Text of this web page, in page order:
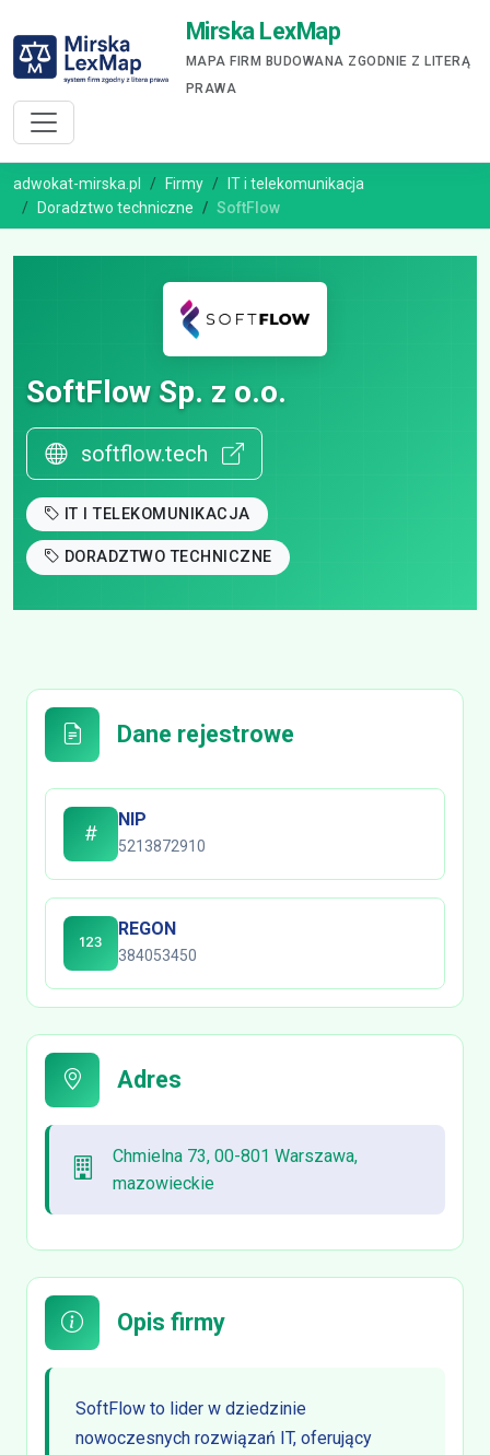
Mirska LexMap
MAPA FIRM BUDOWANA ZGODNIE Z LITERĄ
PRAWA
adwokat-mirska.pl Firmy
IT i telekomunikacja
Doradztwo techniczne
SoftFlow
SoftFlow Sp. z o.o.
softflow.tech
IT I TELEKOMUNIKACJA
DORADZTWO TECHNICZNE
Dane rejestrowe
NIP
5213872910
REGON
384053450
Adres
Chmielna 73, 00-801 Warszawa,
mazowieckie
Opis firmy
SoftFlow to lider w dziedzinie
nowoczesnych rozwiązań IT, oferujący